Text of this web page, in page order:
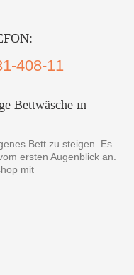
408-11
Bettwäsche in
Bett zu steigen. Es
ersten Augenblick an.
mit